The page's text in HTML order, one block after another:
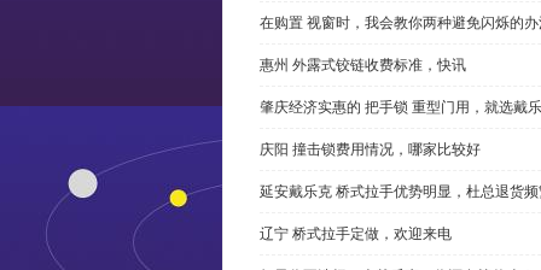
在购置 视窗时，我会教你两种避免闪烁的
惠州 外露式铰链收费标准，快讯
肇庆经济实惠的 把手锁 重型门用，就选戴
庆阳 撞击锁费用情况，哪家比较好
延安戴乐克 桥式拉手优势明显，杜总退货
辽宁 桥式拉手定做，欢迎来电